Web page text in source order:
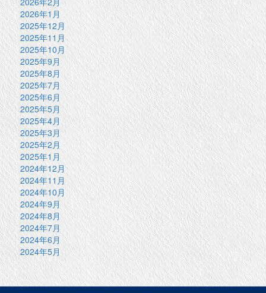
2026年1月
2025年12月
2025年11月
2025年10月
2025年9月
2025年8月
2025年7月
2025年6月
2025年5月
2025年4月
2025年3月
2025年2月
2025年1月
2024年12月
2024年11月
2024年10月
2024年9月
2024年8月
2024年7月
2024年6月
2024年5月